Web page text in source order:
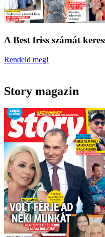
A Best friss számát
Rendeld meg!
Story magazin